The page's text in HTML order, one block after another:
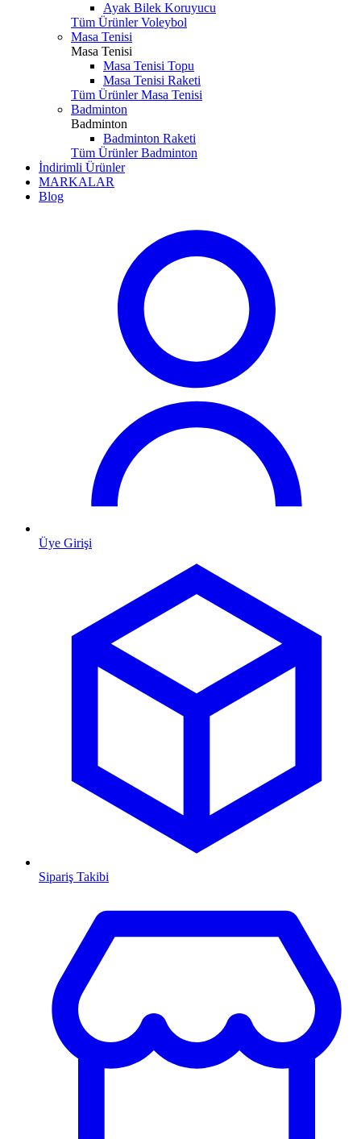
Ayak Bilek Koruyucu
Tüm Ürünler Voleybol
Masa Tenisi
Masa Tenisi
Masa Tenisi Topu
Masa Tenisi Raketi
Tüm Ürünler Masa Tenisi
Badminton
Badminton
Badminton Raketi
Tüm Ürünler Badminton
İndirimli Ürünler
MARKALAR
Blog
Üye Girişi
Sipariş Takibi